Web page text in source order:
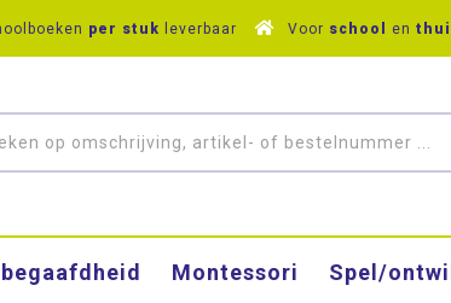
per stuk leverbaar Voor school en
Montessori Spel/